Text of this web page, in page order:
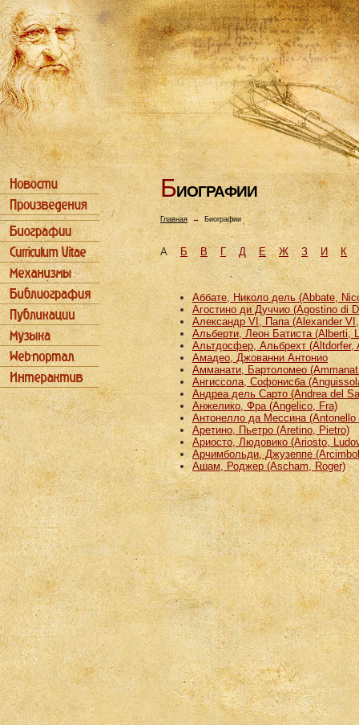
БИОГРАФИИ
Главная→ Биографии
АБ В Г Д Е Ж З И К
Аббате, Николо дель (Abbate,
Агостино ди Дуччио (Agostino di
Александр VI, Папа (Alexander
Альберти, Леон Батиста (Alberti,
Альтдосфер, Альбрехт (Altdorfer,
Амадео, Джованни Антонио
Амманати, Бартоломео
Ангиссола, Софонисба
Андреа дель Сарто (Andrea del
Анжелико, Фра (Angelico, Fra)
Антонелло да Мессина (Antonello
Аретино, Пьетро (Aretino, Pietro)
Ариосто, Людовико (Ariosto,
Арчимбольди, Джузеппе
Ашам, Роджер (Ascham, Roger)